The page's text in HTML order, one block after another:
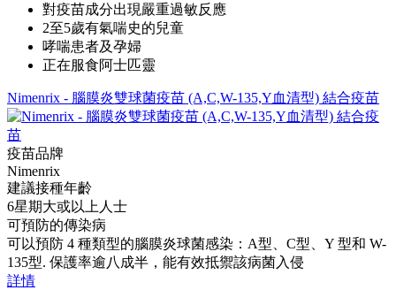
對疫苗成分出現嚴重過敏反應
2至5歲有氣喘史的兒童
哮喘患者及孕婦
正在服食阿士匹靈
Nimenrix - 腦膜炎雙球菌疫苗 (A,C,W-135,Y血清型) 結合疫苗
疫苗品牌
Nimenrix
建議接種年齡
6星期大或以上人士
可預防的傳染病
可以預防 4 種類型的腦膜炎球菌感染：A型、C型、Y 型和 W-
135型. 保護率逾八成半，能有效抵禦該病菌入侵
詳情